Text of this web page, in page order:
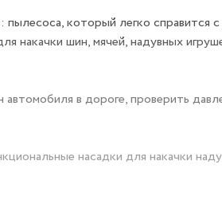
который легко справится
накачки шин, мячей, надувных
в дороге, проверить
насадки для накачки